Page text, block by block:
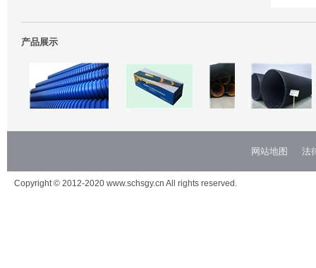
四川煌盛管业有限公司是一家年轻的公司，我们秉承为社会
生产优质、优价给排水管道的企业宗旨，坚持优质高标准生产，
远大目标。
产品展示
网站地图 法
Copyright © 2012-2020 www.schsgy.cn All rights reserved.